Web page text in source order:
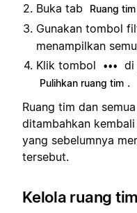
Buka tab
Ruang tim
Gunakan tombol
menampilkan
Klik tombol
••• di
Pulihkan ruang tim .
Ruang tim dan
ditambahkan
yang sebelumnya
tersebut.
Kelola ruang